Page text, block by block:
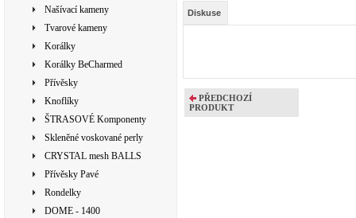
Našívací kameny
Tvarové kameny
Korálky
Korálky BeCharmed
Přívěsky
Knoflíky
ŠTRASOVÉ Komponenty
Skleněné voskované perly
CRYSTAL mesh BALLS
Přívěsky Pavé
Rondelky
DOME - 1400
Diskuse
PŘEDCHOZÍ
PRODUKT